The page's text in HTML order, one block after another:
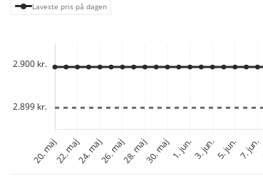
Laveste pris på dagen